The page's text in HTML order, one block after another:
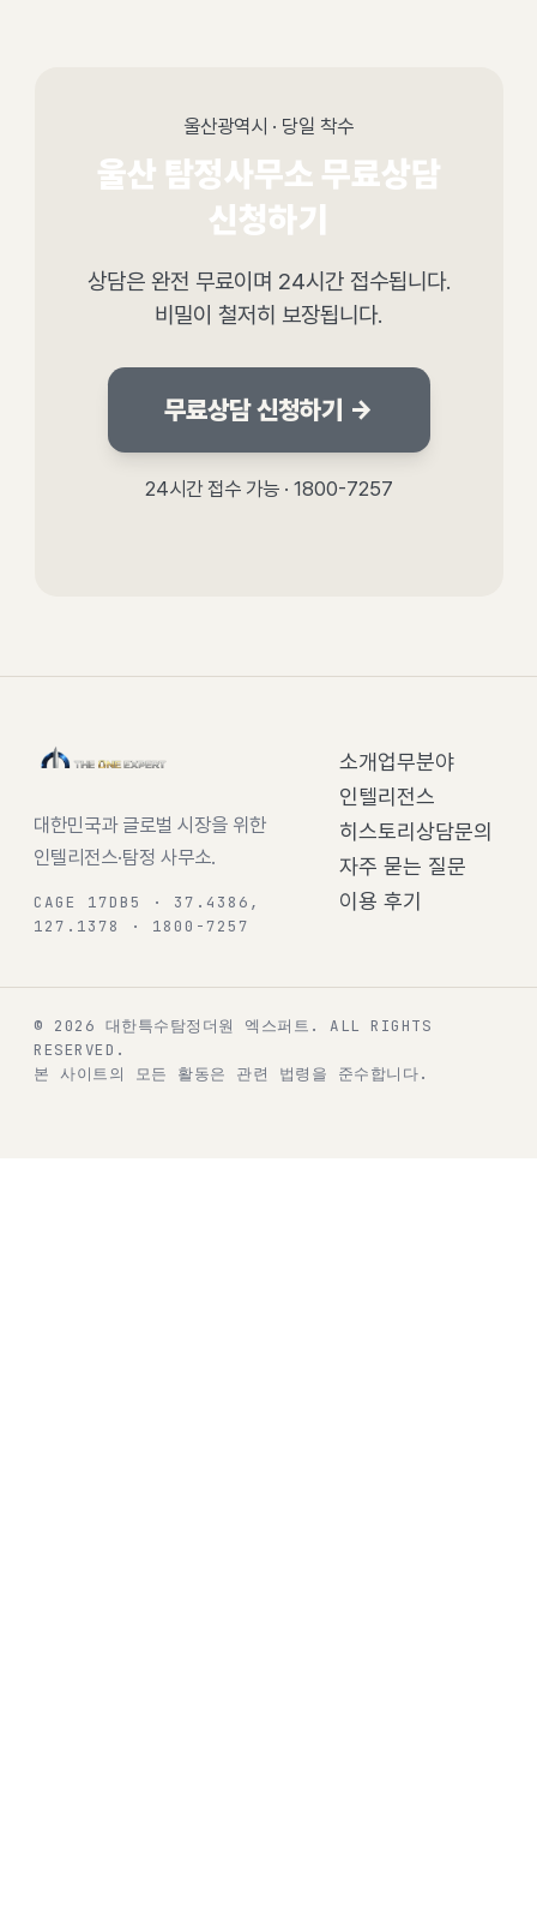
울산광역시 · 당일 착수
울산 탐정사무소 무료상담
신청하기
상담은 완전 무료이며 24시간 접수됩니다.
비밀이 철저히 보장됩니다.
무료상담 신청하기 →
24시간 접수 가능 · 1800-7257
대한민국과 글로벌 시장을 위한
인텔리전스·탐정 사무소.
CAGE 17DB5 · 37.4386,
127.1378 · 1800-7257
소개업무분야
인텔리전스
히스토리상담문의
자주 묻는 질문
이용 후기
© 2026 대한특수탐정더원 엑스퍼트.
ALL RIGHTS
RESERVED.
본 사이트의 모든 활동은 관련 법령을 준수합니다.